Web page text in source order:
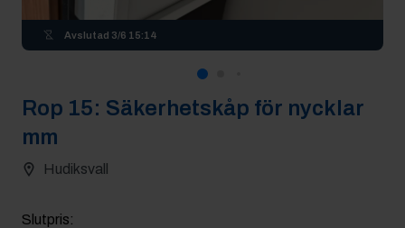
Avslutad 3/6 15:14
Rop 15: Säkerhetskåp för nycklar
mm
Hudiksvall
Slutpris: